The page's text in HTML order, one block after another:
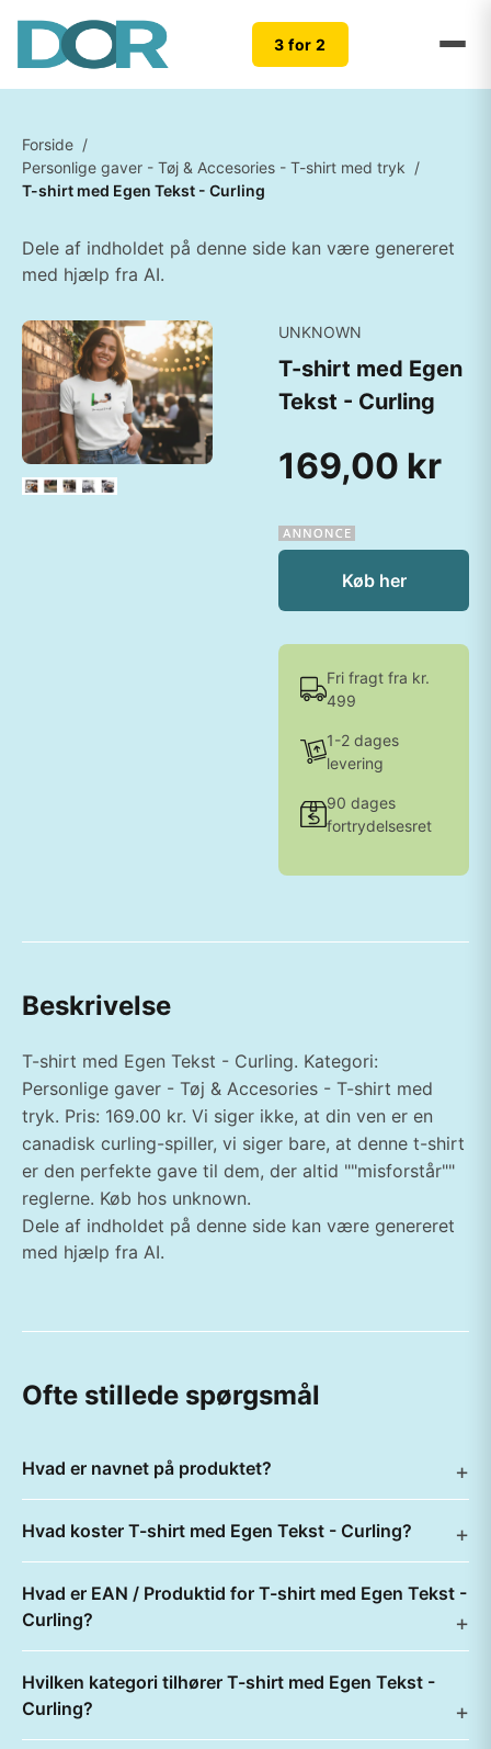
3 for 2
Forside /
Personlige gaver - Tøj & Accesories - T-shirt med tryk /
T-shirt med Egen Tekst - Curling
Dele af indholdet på denne side kan være genereret
med hjælp fra AI.
UNKNOWN
T-shirt med Egen
Tekst - Curling
169,00 kr
Køb her
Fri fragt fra kr.
499
1-2 dages
levering
90 dages
fortrydelsesret
Beskrivelse
T-shirt med Egen Tekst - Curling. Kategori:
Personlige gaver - Tøj & Accesories - T-shirt med
tryk. Pris: 169.00 kr. Vi siger ikke, at din ven er en
canadisk curling-spiller, vi siger bare, at denne t-shirt
er den perfekte gave til dem, der altid ""misforstår""
reglerne. Køb hos unknown.
Dele af indholdet på denne side kan være genereret
med hjælp fra AI.
Ofte stillede spørgsmål
Hvad er navnet på produktet?
Hvad koster T-shirt med Egen Tekst - Curling?
Hvad er EAN / Produktid for T-shirt med Egen Tekst -
Curling?
Hvilken kategori tilhører T-shirt med Egen Tekst -
Curling?